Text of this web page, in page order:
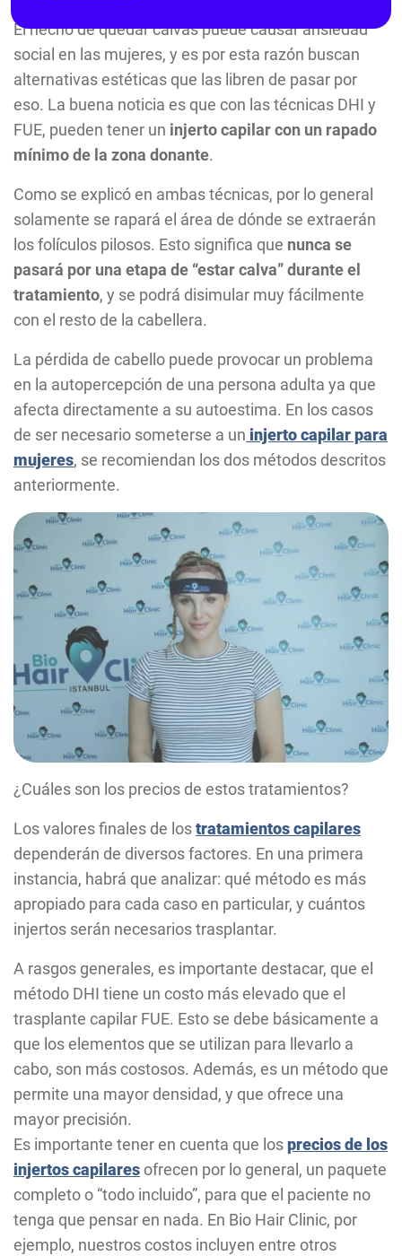
El hecho de quedar calvas puede causar ansiedad
social en las mujeres, y es por esta razón buscan
alternativas estéticas que las libren de pasar por
eso. La buena noticia es que con las técnicas DHI y
FUE, pueden tener un injerto capilar con un rapado
mínimo de la zona donante.
Como se explicó en ambas técnicas, por lo general
solamente se rapará el área de dónde se extraerán
los folículos pilosos. Esto significa que nunca se
pasará por una etapa de “estar calva” durante el
tratamiento, y se podrá disimular muy fácilmente
con el resto de la cabellera.
La pérdida de cabello puede provocar un problema
en la autopercepción de una persona adulta ya que
afecta directamente a su autoestima. En los casos
de ser necesario someterse a un injerto capilar para
mujeres, se recomiendan los dos métodos descritos
anteriormente.
¿Cuáles son los precios de estos tratamientos?
Los valores finales de lostratamientos capilares
dependerán de diversos factores. En una primera
instancia, habrá que analizar: qué método es más
apropiado para cada caso en particular, y cuántos
injertos serán necesarios trasplantar.
A rasgos generales, es importante destacar, que el
método DHI tiene un costo más elevado que el
trasplante capilar FUE. Esto se debe básicamente a
que los elementos que se utilizan para llevarlo a
cabo, son más costosos. Además, es un método que
permite una mayor densidad, y que ofrece una
mayor precisión.
Es importante tener en cuenta que losprecios de los
injertos capilaresofrecen por lo general, un paquete
completo o “todo incluido”, para que el paciente no
tenga que pensar en nada. En Bio Hair Clinic, por
ejemplo, nuestros costos incluyen entre otros